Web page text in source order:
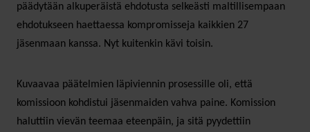
päädytään alkuperäistä ehdotusta selkeästi maltillisempaan
ehdotukseen haettaessa kompromisseja kaikkien 27
jäsenmaan kanssa. Nyt kuitenkin kävi toisin.
Kuvaavaa päätelmien läpiviennin prosessille oli, että
komissioon kohdistui jäsenmaiden vahva paine. Komission
haluttiin vievän teemaa eteenpäin, ja sitä pyydettiin